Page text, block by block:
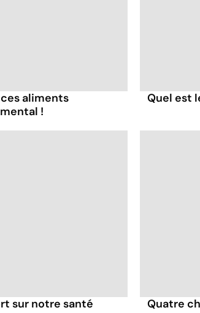
aliments
!
Quel est
sur notre santé
Quatre